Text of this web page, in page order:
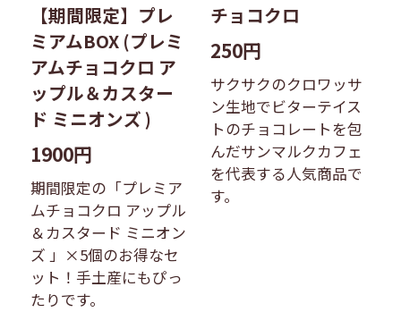
【期間限定】プレ
ミアムBOX (プレミ
アムチョコクロ ア
ップル＆カスター
ド ミニオンズ )
1900円
期間限定の「プレミア
ムチョコクロ アップル
＆カスタード ミニオン
ズ 」×5個のお得なセ
ット！手土産にもぴっ
たりです。
チョコクロ
250円
サクサクのクロワッサ
ン生地でビターテイス
トのチョコレートを包
んだサンマルクカフェ
を代表する人気商品で
す。